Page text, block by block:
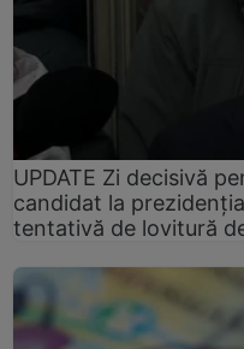
UPDATE Zi decisivă
candidat la
tentativă de lovitură